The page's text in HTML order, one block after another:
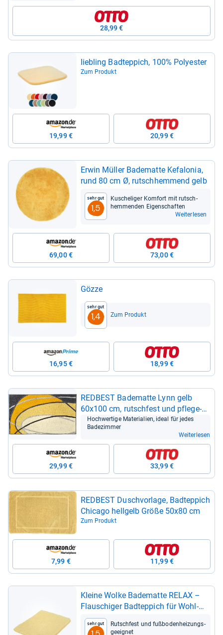
28,99 €
lieb­ling Bad­t­ep­pich, 100% Poly­es­ter
Zum Produkt
19,99 € 20,99 €
Erwin Mül­ler Bade­matte Kefa­lo­nia,
rund 80 cm Ø, rutsch­hem­mend gelb
Sehr gut
1,5
Kusche­li­ger Kom­fort mit rutsch­
hem­men­den Eigen­schaf­ten
Weiterlesen
69,00 € 73,00 €
Gözze
Sehr gut
1,4 Zum Produkt
16,95 € 18,99 €
RED­BEST Bade­matte Lynn gelb
60x100 cm, rutsch­fest und pfle­ge­
leicht
Hoch­wer­tige Mate­ria­lien, ideal für jedes
Bade­zim­mer
Weiterlesen
29,99 € 33,99 €
RED­BEST Dusch­vor­lage, Bad­t­ep­pich
Chi­cago hell­gelb Größe 50x80 cm
Zum Produkt
7,99 € 11,99 €
Kleine Wolke Bade­matte RELAX –
Flau­schi­ger Bad­t­ep­pich für Wohl­
fühl­mo­mente
Sehr gut
Rutsch­fest und fuß­bo­den­hei­zungs­
ge­eig­net